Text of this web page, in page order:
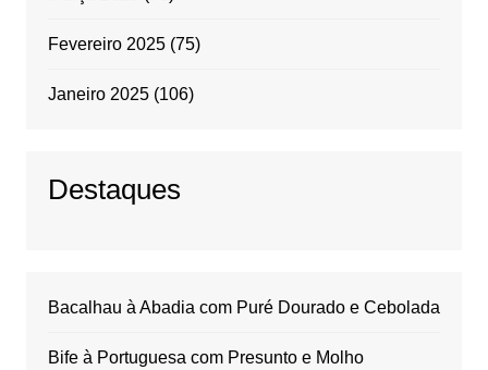
Fevereiro 2025(75)
Janeiro 2025(106)
Destaques
Bacalhau à Abadia com Puré Dourado e Cebolada
Bife à Portuguesa com Presunto e Molho